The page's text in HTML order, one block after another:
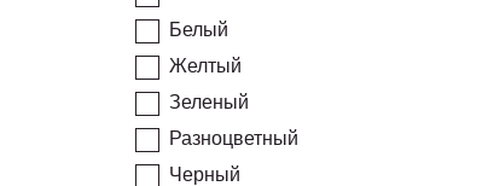
Белый
Желтый
Зеленый
Разноцветный
Черный